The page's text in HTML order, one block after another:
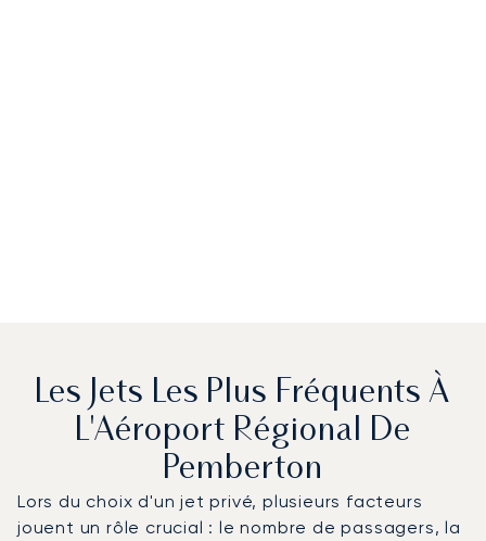
Les Jets Les Plus Fréquents À
L'Aéroport Régional De
Pemberton
Lors du choix d'un jet privé, plusieurs facteurs
jouent un rôle crucial : le nombre de passagers, la